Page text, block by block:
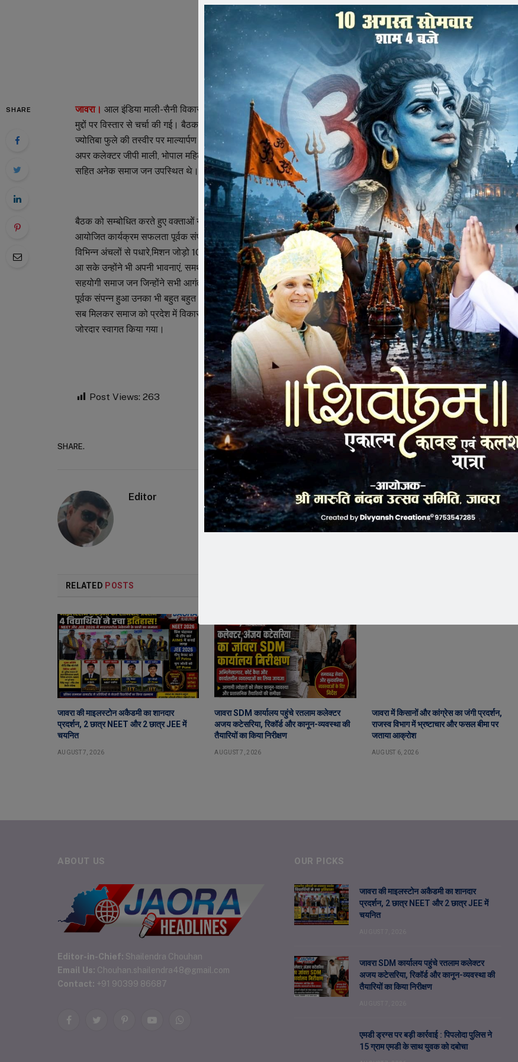
SHARE जावरा। आल इंडिया माली-सैनी विकास उत्थान समिति की बैठक गत दिनों होशंगाबाद में सम्पन्न हुई। जिसमें समाज से जुड़े विभिन्न
मुद्दों पर विस्तार से चर्चा की गई। बैठक में प्रबुद्धजनों ने अपने-अपने विचार व्यक्त किए। कार्यक्रम के प्रारंभ में अतिथियों ने महात्मा
ज्योतिबा फुले की तस्वीर पर माल्यार्पण किया। इस अवसर पर ऑल इंडिया सैनी सभा के राष्ट्रीय अध्यक्ष जगदीश सैनी, रिटायर्ड
अपर कलेक्टर जीपी माली, भोपाल महिला विंग की प्रदेश अध्यक्ष कल्पना सैनी, जावरा के मोहन पटेल, विमल सैनी, राजेन्द्र कमोद
सहित अनेक समाज जन उपस्थित थे।
बैठक को सम्बोधित करते हुए वक्ताओं ने कहा कि आप सभी के प्रत्यक्ष अप्रत्यक्ष सहयोग से नर्मदापुरम में समाज के विकास के लिए
आयोजित कार्यक्रम सफलता पूर्वक संपन्न हुआ। इसके लिए आप सभी बधाई के पात्र हैं। जो समाजजन इस भीषण गर्मी में प्रदेश के
विभिन्न अंचलों से पधारे,मिशन जोड़ो 10 लाख समाजजन का समर्थन किया, उन सभी का ह्रदय से आभार, जो किसी कारण वश नहीं
आ सके उन्होंने भी अपनी भावनाएं, समर्थन इस समाज विकास के साथ व्यक्त किया,उनका भी बहुत बहुत आभार, नर्मदापुरम के सभी
सहयोगी समाज जन जिन्होंने सभी आगंतुकों की सुविधायों का विशेष ख्याल रखा और उनकी अथक मेहनत से ये कार्यक्रम सफलता
पूर्वक संपन्न हुआ उनका भी बहुत बहुत आभार। कार्यक्रम में प्रस्तुत मिशन जोड़ो 10 लाख समाजजन की पूरी जानकारी दी गई। हम
सब मिलकर समाज को प्रदेश में विकास के पथ पर ले जा सके। इस अवसर पर जावरा माली समाज के वरिष्ठ मोहन पटेल का
जोरदार स्वागत किया गया।
Post Views: 263
SHARE.
Twitter Pinterest LinkedIn Tumblr Telegram Email
Editor
RELATED POSTS
जावरा की माइलस्टोन अकैडमी का शानदार
प्रदर्शन, 2 छात्र NEET और 2 छात्र JEE में
चयनित
AUGUST 7, 2026
जावरा SDM कार्यालय पहुंचे रतलाम कलेक्टर
अजय कटेसरिया, रिकॉर्ड और कानून-व्यवस्था की
तैयारियों का किया निरीक्षण
AUGUST 7, 2026
जावरा में किसानों और कांग्रेस का जंगी प्रदर्शन,
राजस्व विभाग में भ्रष्टाचार और फसल बीमा पर
जताया आक्रोश
AUGUST 6, 2026
ABOUT US
Editor-in-Chief: Shailendra Chouhan
Email Us: Chouhan.shailendra48@gmail.com
Contact: +91 90399 86687
FacebookTwitterPinterestYouTubeWhatsApp
OUR PICKS
जावरा की माइलस्टोन अकैडमी का शानदार
प्रदर्शन, 2 छात्र NEET और 2 छात्र JEE में
चयनित
जावरा SDM कार्यालय पहुंचे रतलाम कलेक्टर
अजय कटेसरिया, रिकॉर्ड और कानून-व्यवस्था की
तैयारियों का किया निरीक्षण
एमडी ड्रग्स पर बड़ी कार्रवाई : पिपलोदा पुलिस ने
15 ग्राम एमडी के साथ युवक को दबोचा